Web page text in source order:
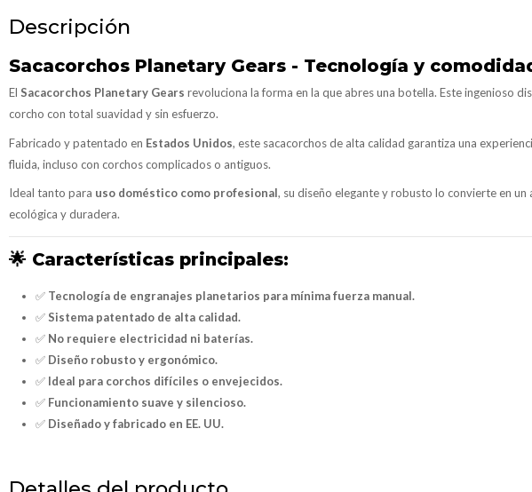
Descripción
Sacacorchos Planetary Gears - Tecnología y
El Sacacorchos Planetary Gears revoluciona la forma en la que abres una botella. Este ingenioso
corcho con total suavidad y sin esfuerzo.
Fabricado y patentado en Estados Unidos, este sacacorchos de alta calidad garantiza una
fluida, incluso con corchos complicados o antiguos.
Ideal tanto para uso doméstico como profesional, su diseño elegante y robusto lo convierte en
ecológica y duradera.
🌟 Características principales:
✅ Tecnología de engranajes planetarios para mínima fuerza manual.
✅Sistema patentado de alta calidad.
✅ No requiere electricidad ni baterías.
✅ Diseño robusto y ergonómico.
✅ Ideal para corchos difíciles o envejecidos.
✅ Funcionamiento suave y silencioso.
✅ Diseñado y fabricado en EE. UU.